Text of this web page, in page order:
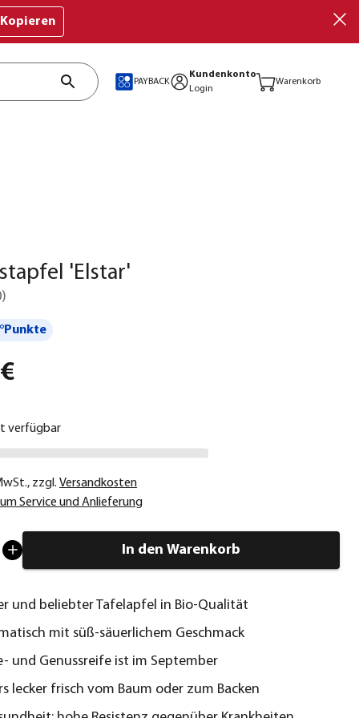
Kopieren
PAYBACK
Kundenkonto
Login
Warenkorb
'Elstar'
)
verfügbar
, zzgl. Versandkosten
Service und Anlieferung
In den Warenkorb
und beliebter Tafelapfel in Bio-Qualität
mit süß-säuerlichem Geschmack
und Genussreife ist im September
lecker frisch vom Baum oder zum Backen